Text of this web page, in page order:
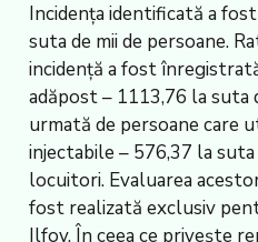
Incidența identificată a
suta de mii de persoane.
incidență a fost
adăpost – 1113,76 la suta
urmată de persoane care
injectabile – 576,37 la suta
locuitori. Evaluarea
fost realizată exclusiv
Ilfov. În ceea ce privește